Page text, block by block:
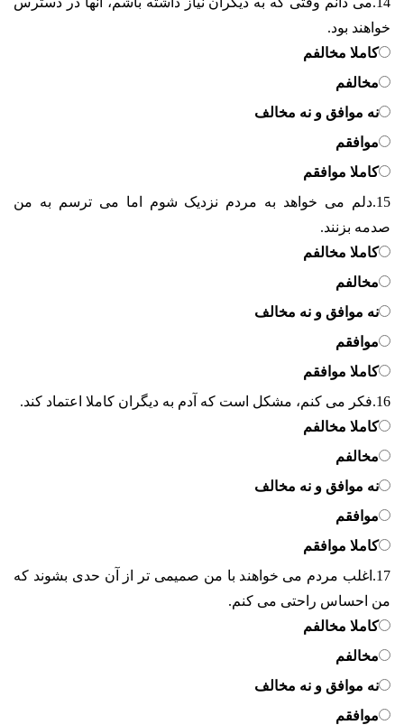
خواهند بود.
کاملا مخالفم
مخالفم
نه موافق و نه مخالف
موافقم
کاملا موافقم
15. دلم می خواهد به مردم نزدیک شوم اما می ترسم به من
صدمه بزنند.
کاملا مخالفم
مخالفم
نه موافق و نه مخالف
موافقم
کاملا موافقم
16. فکر می کنم، مشکل است که آدم به دیگران کاملا اعتماد کند.
کاملا مخالفم
مخالفم
نه موافق و نه مخالف
موافقم
کاملا موافقم
17. اغلب مردم می خواهند با من صمیمی تر از آن حدی بشوند که
من احساس راحتی می کنم.
کاملا مخالفم
مخالفم
نه موافق و نه مخالف
موافقم